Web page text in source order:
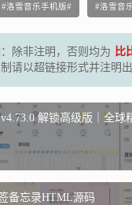
洛雪音乐手机版 洛雪音
除非注明，否则均为 比
请以超链接形式并注明出
解锁高级版｜全球
备忘录HTML源码